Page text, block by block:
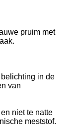
pruim met
in de
van
niet te natte
meststof.